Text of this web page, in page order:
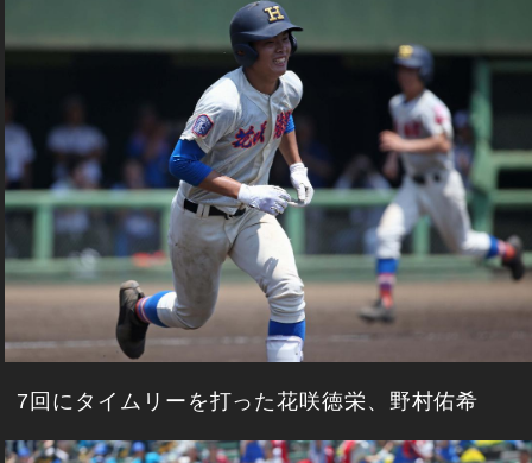
7回にタイムリーを打った花咲徳栄、野村佑希